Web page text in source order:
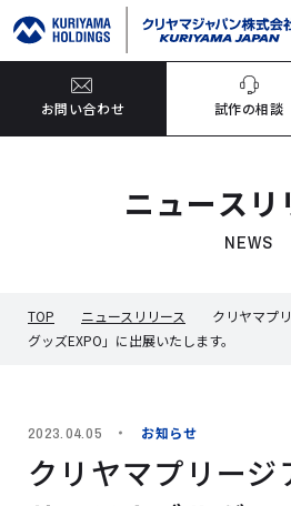
お問い合わせ 試作の相談
ニュースリ
NEWS
TOP ニュースリリース
クリヤマプ
グッズEXPO」に出展いたします。
2023.04.05 お知らせ
クリヤマプリージ